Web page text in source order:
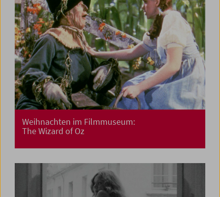
Weihnachten im Filmmuseum:
The Wizard of Oz